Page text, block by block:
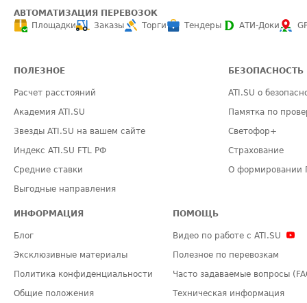
АВТОМАТИЗАЦИЯ ПЕРЕВОЗОК
Площадки
Заказы Торги Тендеры АТИ-Доки
ПОЛЕЗНОЕ
Расчет расстояний
Академия ATI.SU
Звезды ATI.SU на вашем сайте
Индекс ATI.SU FTL РФ
Средние ставки
Выгодные направления
БЕЗОПАСНОСТЬ
ATI.SU о
Памятка по
Светофор+
Страхование
О формировании
ИНФОРМАЦИЯ
Блог
Эксклюзивные материалы
Политика конфиденциальности
Общие положения
ПОМОЩЬ
Видео по работе с ATI.SU
Полезное по перевозкам
Часто задаваемые вопросы
Техническая информация